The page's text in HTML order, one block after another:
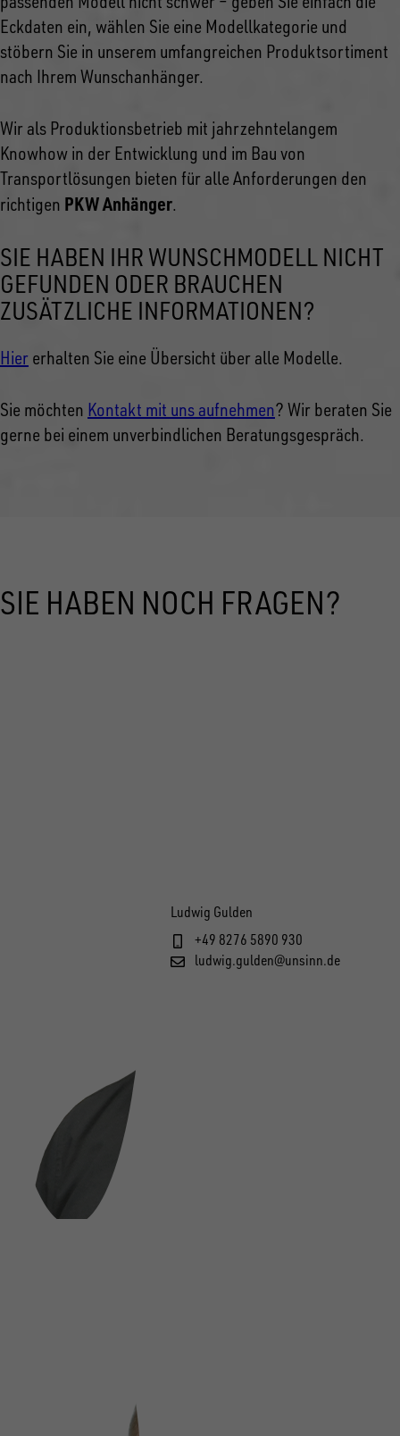
Eckdaten ein, wählen Sie eine Modellkategorie und
stöbern Sie in unserem umfangreichen Produktsortiment
nach Ihrem Wunschanhänger.
Wir als Produktionsbetrieb mit jahrzehntelangem
Knowhow in der Entwicklung und im Bau von
Transportlösungen bieten für alle Anforderungen den
richtigen PKW Anhänger.
SIE HABEN IHR WUNSCHMODELL NICHT
GEFUNDEN ODER BRAUCHEN
ZUSÄTZLICHE INFORMATIONEN?
Hier erhalten Sie eine Übersicht über alle Modelle.
Sie möchten Kontakt mit uns aufnehmen? Wir beraten Sie
gerne bei einem unverbindlichen Beratungsgespräch.
SIE HABEN NOCH FRAGEN?
Ludwig Gulden
+49 8276 5890 930
ludwig.gulden@unsinn.de